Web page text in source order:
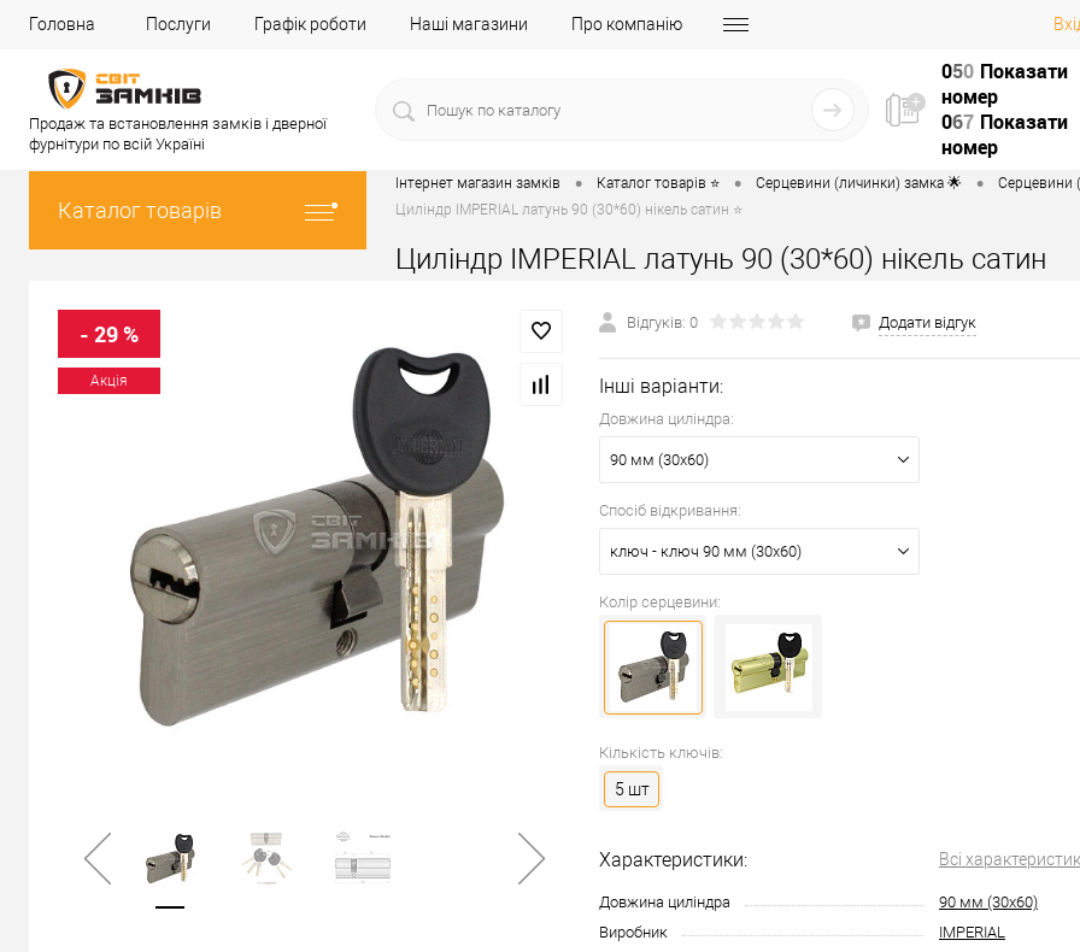
Головна Послуги Графік роботи Наші магазини Про компанію
Продаж та встановлення замків і дверної
фурнітури по всій Україні
050 Показати
номер
067 Показати
номер
Каталог товарів
Інтернет магазин замків • Каталог товарів ⭐ • Серцевини (личинки) замка 🌟 • Серцевини
Циліндр IMPERIAL латунь 90 (30*60) нікель сатин ⭐
Циліндр IMPERIAL латунь 90 (30*60) нікель сатин
- 29 %
Акція
Відгуків: 0 Додати відгук
Інші варіанти:
Довжина циліндра:
90 мм (30x60)
Спосіб відкривання:
ключ - ключ 90 мм (30x60)
Колір серцевини:
Кількість ключів:
5 шт
Характеристики: Всі
Довжина циліндра
90 мм (30x60)
Виробник
IMPERIAL